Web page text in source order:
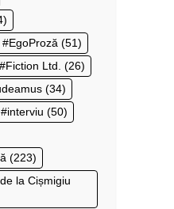
EgoProză (51)
Fiction Ltd. (26)
(34)
interviu (50)
(223)
la Cișmigiu